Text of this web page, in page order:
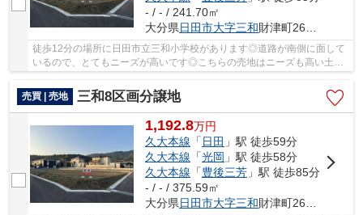
- / - / 241.70㎡
大分県日田市大字三和財津町2650-22
徒歩12分の場所に日田市立三和小学校があります◎道路が南側に面して
いるので、とてもニーズが高いです◎こちらの売地はニーズも高い土地
です◎土地面積は230.62㎡(公簿)で一押しです◎初...
売買 | 売地
三和8区画分譲地
1,192.8万円
久大本線 「 日田 」駅 徒歩59分
久大本線 「光岡 」駅 徒歩58分
久大本線 「豊後三芳 」駅 徒歩85分
- / - / 375.59㎡
大分県日田市大字三和財津町2650-25